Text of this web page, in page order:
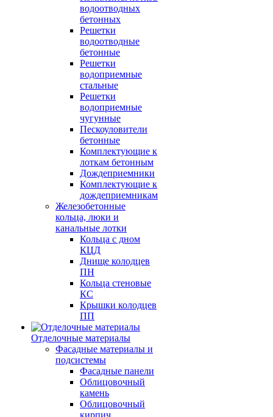
водоотводных
бетонных
Решетки
водоотводные
бетонные
Решетки
водоприемные
стальные
Решетки
водоприемные
чугунные
Пескоуловители
бетонные
Комплектующие к
лоткам бетонным
Дождеприемники
Комплектующие к
дождеприемникам
Железобетонные
кольца, люки и
канальные лотки
Кольца с дном
КЦД
Днище колодцев
ПН
Кольца стеновые
КС
Крышки колодцев
ПП
Отделочные материалы
Фасадные материалы и
подсистемы
Фасадные панели
Облицовочный
камень
Облицовочный
кирпич